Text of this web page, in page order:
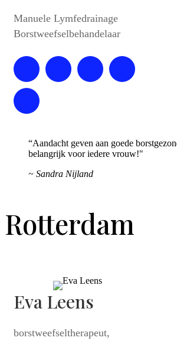
Manuele Lymfedrainage
Borstweefselbehandelaar
“Aandacht geven aan goede
belangrijk voor iedere vrouw!"
~ Sandra Nijland
Rotterdam
Eva Leens
borstweefseltherapeut,